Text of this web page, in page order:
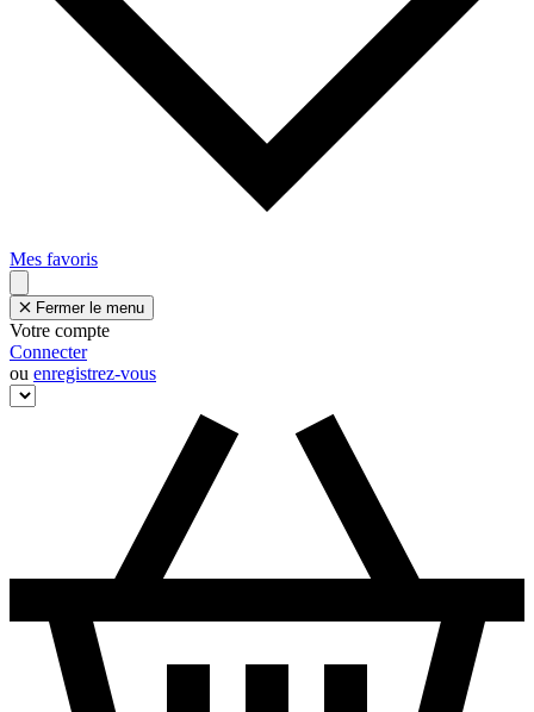
Mes favoris
Fermer le menu
Votre compte
Connecter
ou enregistrez-vous